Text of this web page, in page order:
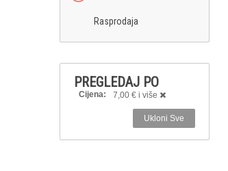
Rasprodaja
PREGLEDAJ PO
Cijena: 7,00 € i više
Ukloni Sve